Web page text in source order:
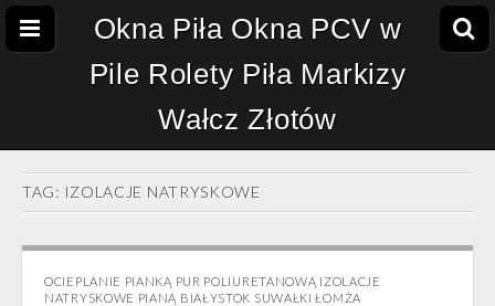
Okna Piła Okna PCV w
Pile Rolety Piła Markizy
Wałcz Złotów
TAG: IZOLACJE NATRYSKOWE
OCIEPLANIE PIANKĄ PUR POLIURETANOWĄ IZOLACJE
NATRYSKOWE PIANĄ BIAŁYSTOK SUWAŁKI ŁOMŻA